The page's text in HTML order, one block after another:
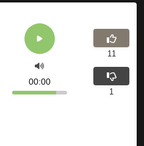
00:00
11
1